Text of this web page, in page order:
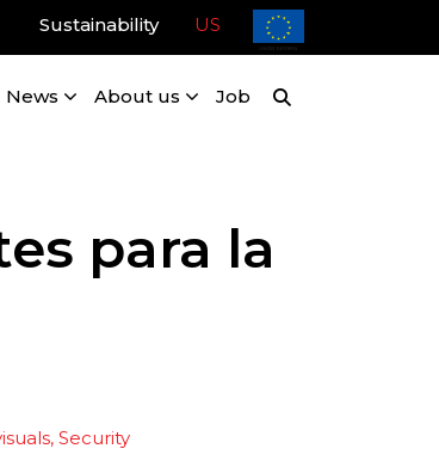
Sustainability US
News About us Job
para la
Security